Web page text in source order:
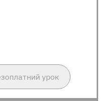
урок